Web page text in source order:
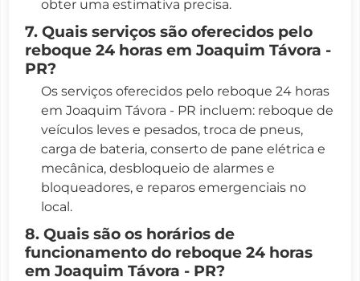
obter uma estimativa precisa.
7. Quais serviços são oferecidos pelo
reboque 24 horas em Joaquim Távora -
PR?
Os serviços oferecidos pelo reboque 24 horas
em Joaquim Távora - PR incluem: reboque de
veículos leves e pesados, troca de pneus,
carga de bateria, conserto de pane elétrica e
mecânica, desbloqueio de alarmes e
bloqueadores, e reparos emergenciais no
local.
8. Quais são os horários de
funcionamento do reboque 24 horas
em Joaquim Távora - PR?